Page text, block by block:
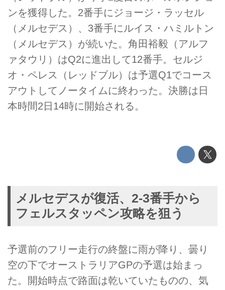
ンを獲得した。2番手にジョージ・ラッセル
（メルセデス）、3番手にルイス・ハミルトン
（メルセデス）が続いた。角田裕毅（アルフ
ァタウリ）はQ2に進出して12番手。セルジ
オ・ペレス（レッドブル）は予選Q1でコース
アウトしてノータイムに終わった。決勝は日
本時間2日14時に開始される。
メルセデスが復活、2-3番手から
フェルスタッペン攻略を狙う
予選前のフリー走行の終盤に雨が降り、曇り
空の下でオーストラリアGPの予選は始まっ
た。開始時点で路面は乾いていたものの、気